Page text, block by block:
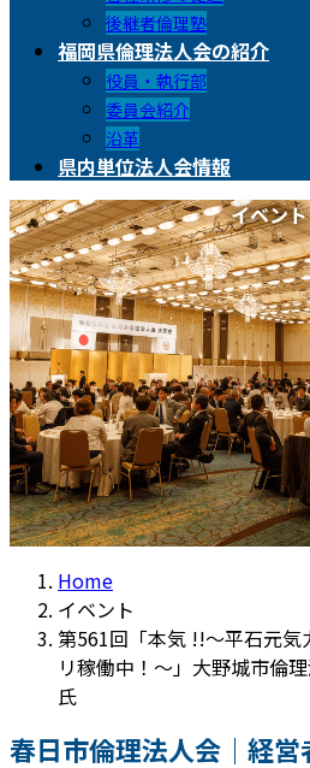
後継者倫理塾
福岡県倫理法人会の紹介
役員・執行部
委員会紹介
沿革
県内単位法人会情報
イベント
Home
イベント
第561回「本気 !!～平石元気
リ稼働中！～」大野城市
氏
春日市倫理法人会｜経